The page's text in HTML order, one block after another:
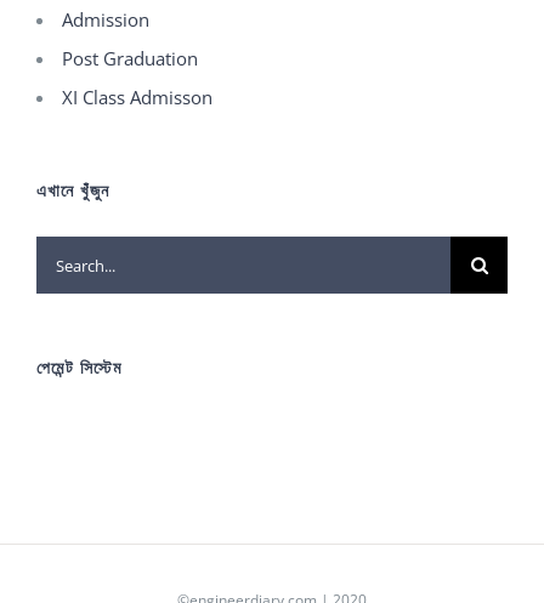
Admission
Post Graduation
XI Class Admisson
এখানে খুঁজুন
Search
for:
পেমেন্ট সিস্টেম